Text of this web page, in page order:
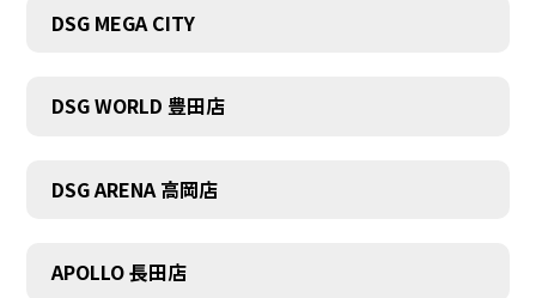
DSG MEGA CITY
DSG WORLD 豊田店
DSG ARENA 高岡店
APOLLO 長田店